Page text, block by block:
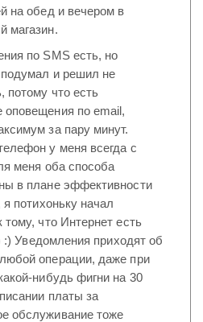
на обед и вечером в
магазин.
по SMS есть, но
и решил не
потому что есть
оповещения по email,
за пару минут.
у меня всегда с
меня оба способа
в плане эффективности
потихоньку начал
тому, что Интернет есть
:) Уведомления приходят об
операции, даже при
нибудь фигни на 30
платы за
обслуживание тоже